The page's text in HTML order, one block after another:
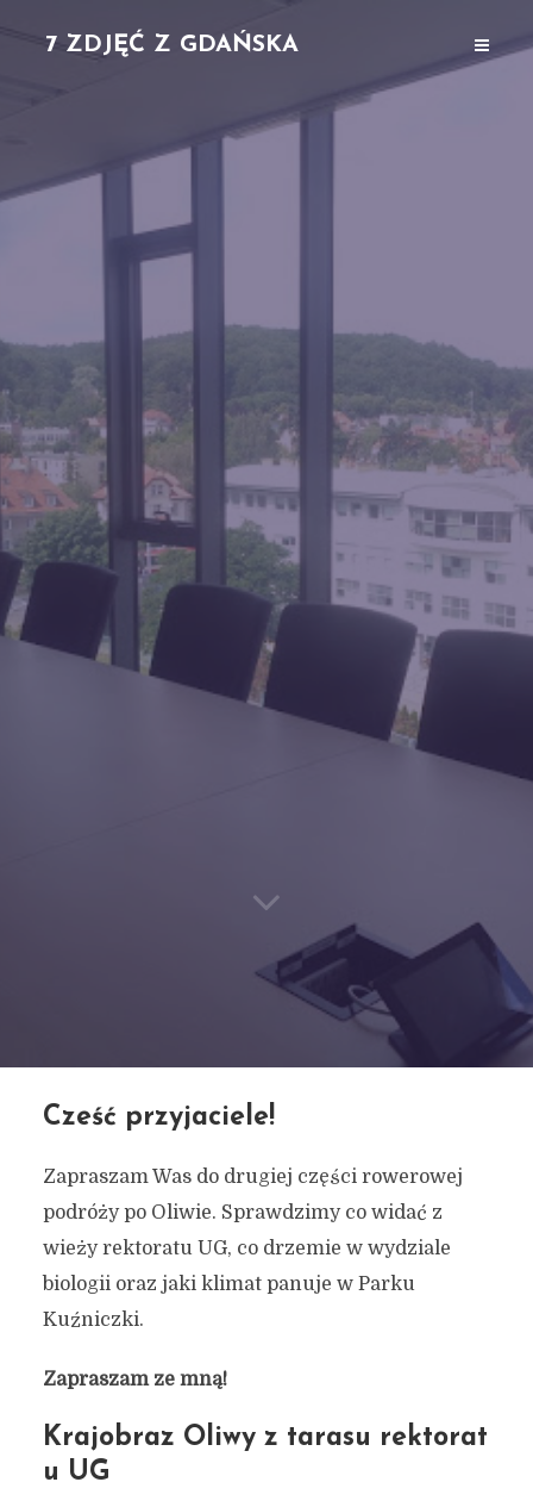
7 ZDJĘĆ Z GDAŃSKA
Cześć przyjaciele!
Zapraszam Was do drugiej części rowerowej
podróży po Oliwie. Sprawdzimy co widać z
wieży rektoratu UG, co drzemie w wydziale
biologii oraz jaki klimat panuje w Parku
Kuźniczki.
Zapraszam ze mną!
Krajobraz Oliwy z tarasu rektorat
u UG